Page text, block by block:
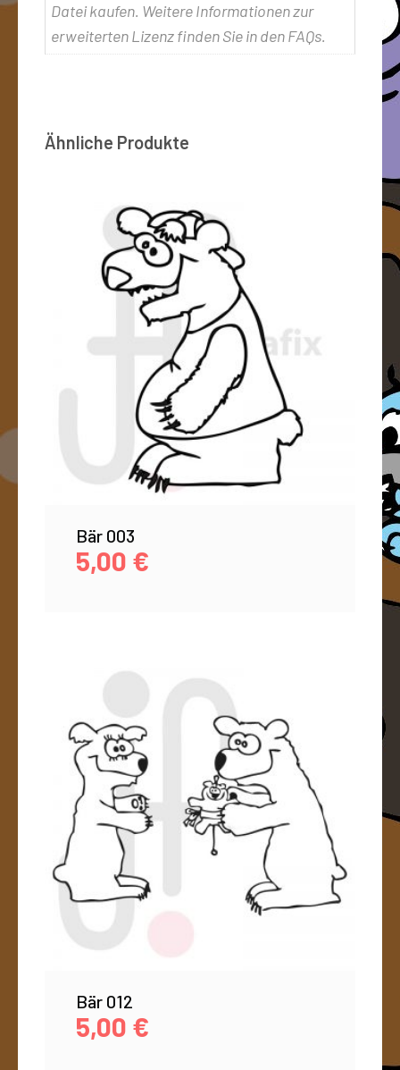
Datei kaufen. Weitere Informationen zur
erweiterten Lizenz finden Sie in den FAQs.
Ähnliche Produkte
Bär 003
5,00 €
Bär 012
5,00 €